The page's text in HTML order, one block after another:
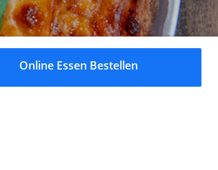
Baguettes
Online Essen Bestellen